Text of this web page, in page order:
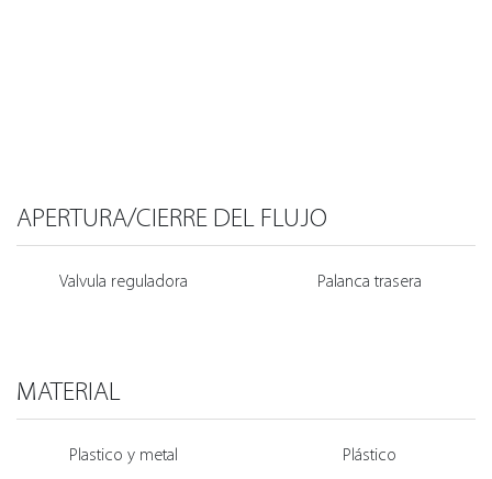
APERTURA/CIERRE DEL FLUJO
Valvula reguladora Palanca trasera
MATERIAL
Plastico y metal Plástico